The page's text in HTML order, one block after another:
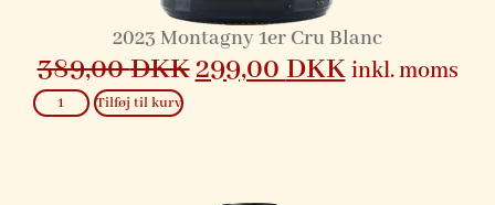
2023 Montagny 1er Cru Blanc
389,00DKK299,00DKK inkl. moms
Tilføj til kurv